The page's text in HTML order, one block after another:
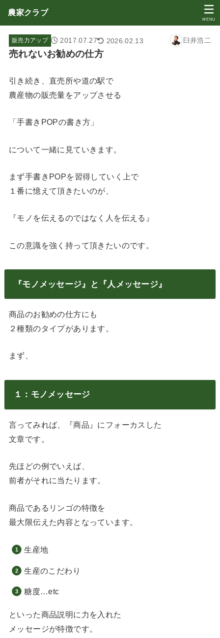
農家クラブ
MENU
販売力アップ 2017.07.27 2026.02.13 臼井浩二
売れないお勧めの仕方
引き続き、直売所や道の駅で
農産物の販売量をアップさせる
「手書きPOPの書き方」
について一緒に見ていきます。
まず手書きPOPを習得していく上で
１番に憶えて頂きたいのが、
『モノを伝えるのではなく人を伝える』
この意識を強く持って頂きたいのです。
『モノメッセージ』と『人メッセージ』
商品のお勧めの仕方にも
２種類のタイプがあります。
まず、
１：モノメッセージ
言ってみれば、『商品』にフォーカスした
文章です。
先ほどの例でいえば、
前者がそれに当たります。
商品であるリンゴの特徴を
最大限伝えた内容となっています。
生産地
生産のこだわり
糖度…etc
といった商品説明に力を入れた
メッセージが特徴です。